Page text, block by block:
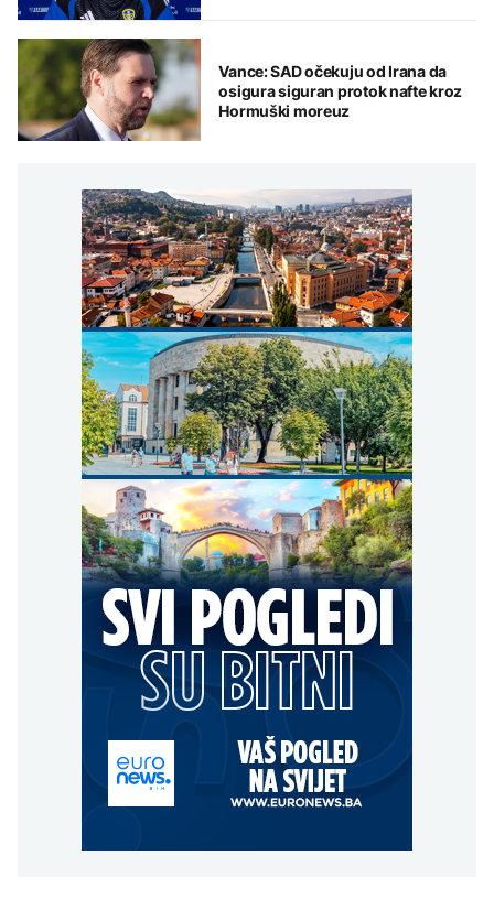
Vance: SAD očekuju od Irana da
osigura siguran protok nafte kroz
Hormuški moreuz